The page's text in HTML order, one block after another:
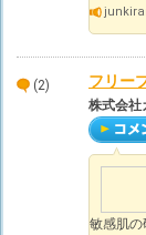
(2) フリー
株式会社
敏感肌の